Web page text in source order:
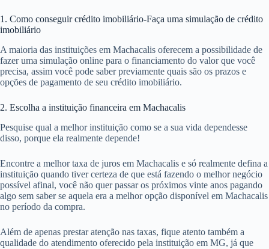
1. Como conseguir crédito imobiliário-Faça uma simulação de crédito
imobiliário
A maioria das instituições em Machacalis oferecem a possibilidade de
fazer uma simulação online para o financiamento do valor que você
precisa, assim você pode saber previamente quais são os prazos e
opções de pagamento de seu crédito imobiliário.
2. Escolha a instituição financeira em Machacalis
Pesquise qual a melhor instituição como se a sua vida dependesse
disso, porque ela realmente depende!
Encontre a melhor taxa de juros em Machacalis e só realmente defina a
instituição quando tiver certeza de que está fazendo o melhor negócio
possível afinal, você não quer passar os próximos vinte anos pagando
algo sem saber se aquela era a melhor opção disponível em Machacalis
no período da compra.
Além de apenas prestar atenção nas taxas, fique atento também a
qualidade do atendimento oferecido pela instituição em MG, já que